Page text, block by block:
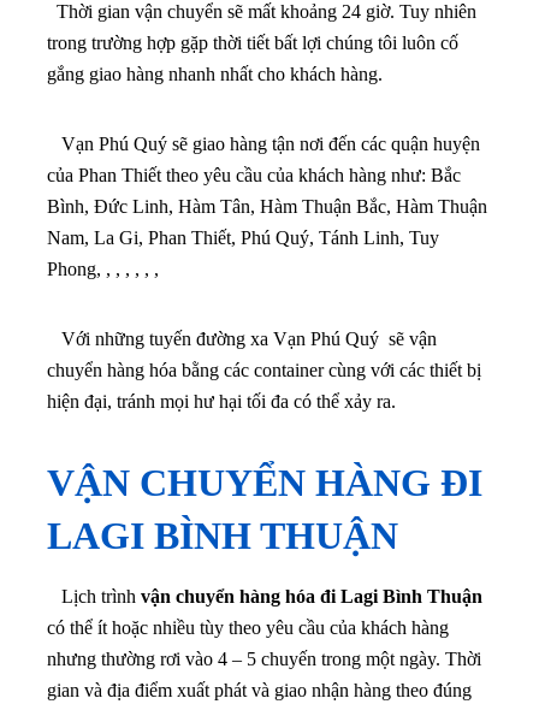
Thời gian vận chuyển sẽ mất khoảng 24 giờ. Tuy nhiên
trong trường hợp gặp thời tiết bất lợi chúng tôi luôn cố
gắng giao hàng nhanh nhất cho khách hàng.
Vạn Phú Quý sẽ giao hàng tận nơi đến các quận huyện
của Phan Thiết theo yêu cầu của khách hàng như: Bắc
Bình, Đức Linh, Hàm Tân, Hàm Thuận Bắc, Hàm Thuận
Nam, La Gi, Phan Thiết, Phú Quý, Tánh Linh, Tuy
Phong, , , , , , ,
Với những tuyến đường xa Vạn Phú Quý sẽ vận
chuyển hàng hóa bằng các container cùng với các thiết bị
hiện đại, tránh mọi hư hại tối đa có thể xảy ra.
VẬN CHUYỂN HÀNG ĐI
LAGI BÌNH THUẬN
Lịch trình vận chuyển hàng hóa đi Lagi Bình Thuận
có thể ít hoặc nhiều tùy theo yêu cầu của khách hàng
nhưng thường rơi vào 4 – 5 chuyến trong một ngày. Thời
gian và địa điểm xuất phát và giao nhận hàng theo đúng